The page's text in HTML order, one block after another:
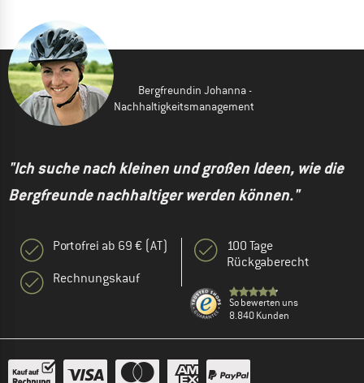
Bergfreundin Johanna -
Nachhaltigkeitsmanagement
"Ich suche nach kleinen und großen Ideen, wie die
Bergfreunde nachhaltiger werden können."
Portofrei ab 69 € (AT)
Rechnungskauf
100 Tage
Rückgaberecht
So bewerten uns
8.840 Kunden